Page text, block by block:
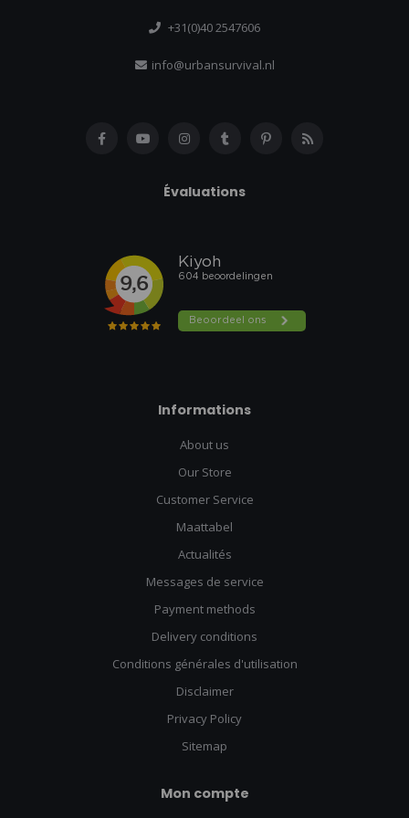
+31(0)40 2547606
info@urbansurvival.nl
Évaluations
Informations
About us
Our Store
Customer Service
Maattabel
Actualités
Messages de service
Payment methods
Delivery conditions
Conditions générales d'utilisation
Disclaimer
Privacy Policy
Sitemap
Mon compte